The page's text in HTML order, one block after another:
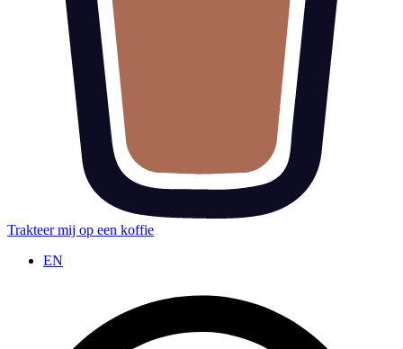
Trakteer mij op een koffie
EN